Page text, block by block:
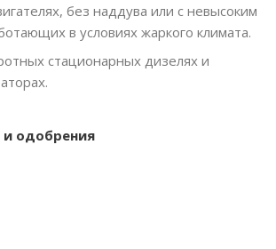
без наддува или с невысоким
в условиях жаркого климата.
стационарных дизелях и
одобрения